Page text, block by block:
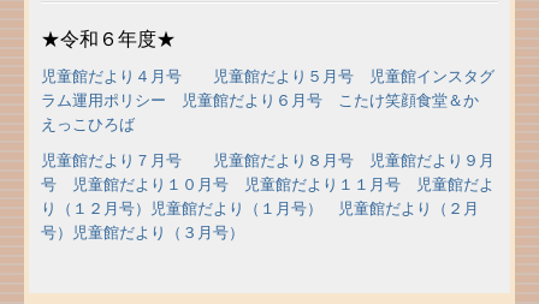
★令和６年度★
児童館だより４月号 児童館だより５月号
児童館インスタグ
ラム運用ポリシー
児童館だより６月号 こたけ笑顔食堂＆か
えっこひろば
児童館だより ７月号 児童館だより８月号
児童館だより９月
号
児童館だより１０月号 児童館だより１１月号
児童館だよ
り（１２月号）
児童館だより（１月号）
児童館だより（２月
号）
児童館だより（３月号）